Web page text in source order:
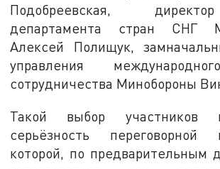
Подобреевская,
департамента стран СНГ
Алексей Полищук,
управления
сотрудничества Минобороны
Такой выбор участников
серьёзность
которой, по предварительным